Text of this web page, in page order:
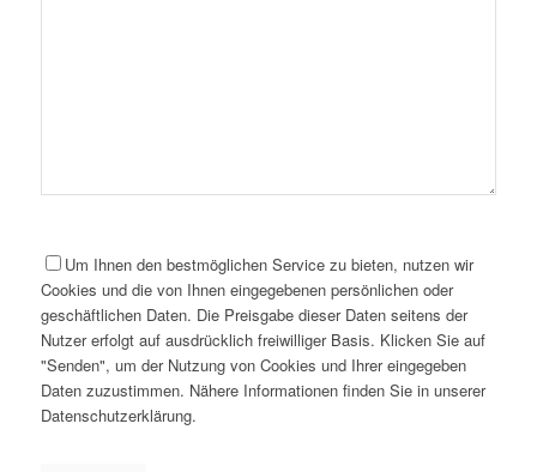
Um Ihnen den bestmöglichen Service zu bieten, nutzen wir
Cookies und die von Ihnen eingegebenen persönlichen oder
geschäftlichen Daten. Die Preisgabe dieser Daten seitens der
Nutzer erfolgt auf ausdrücklich freiwilliger Basis. Klicken Sie auf
"Senden", um der Nutzung von Cookies und Ihrer eingegeben
Daten zuzustimmen. Nähere Informationen finden Sie in unserer
Datenschutzerklärung.